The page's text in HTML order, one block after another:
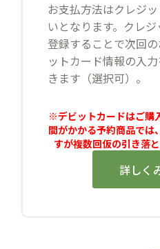
お支払方法はクレジ
いとなります。クレジ
登録することで次回
ットカード情報の入
きます（選択可）。
※デビットカードはご購
間がかかる予約商品では
すが複数回仮の引き落
詳しく